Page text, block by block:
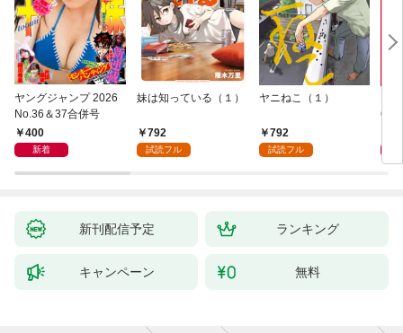
ヤングジャンプ 2026
No.36＆37合併号
400
新着
妹は知っている（１）
792
試読フル
ヤニねこ（１）
792
試読フル
6・
新刊配信予定 ランキング
キャンペーン 無料